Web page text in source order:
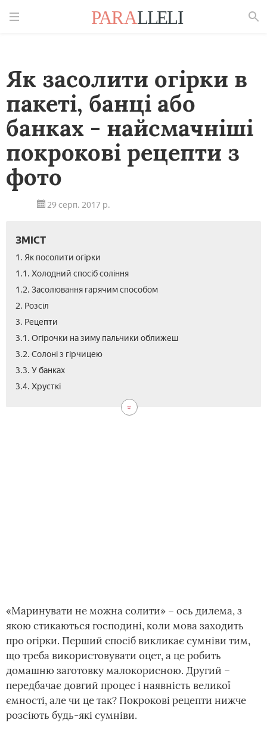
Як засолити огірки в
пакеті, банці або
банках - найсмачніші
покрокові рецепти з
фото
29 серп. 2017 р.
ЗМІСТ
1. Як посолити огірки
1.1. Холодний спосіб соління
1.2. Засолювання гарячим способом
2. Розсіл
3. Рецепти
3.1. Огірочки на зиму пальчики оближеш
3.2. Солоні з гірчицею
3.3. У банках
3.4. Хрусткі
«Маринувати не можна солити» – ось дилема, з
якою стикаються господині, коли мова заходить
про огірки. Перший спосіб викликає сумніви тим,
що треба використовувати оцет, а це робить
домашню заготовку малокорисною. Другий –
передбачає довгий процес і наявність великої
ємності, але чи це так? Покрокові рецепти нижче
розсіють будь-які сумніви.